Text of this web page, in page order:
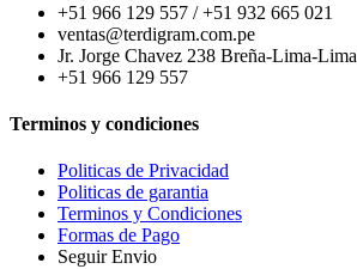
+51 966 129 557 / +51 932 665 021
ventas@terdigram.com.pe
Jr. Jorge Chavez 238 Breña-Lima-Lima
+51 966 129 557
Terminos y condiciones
Politicas de Privacidad
Politicas de garantia
Terminos y Condiciones
Formas de Pago
Seguir Envio